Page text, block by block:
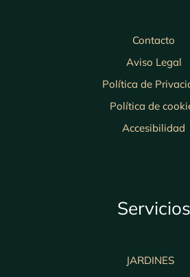
Contacto
Aviso Legal
Política de
Política de
Accesibilidad
Servicios
JARDINES